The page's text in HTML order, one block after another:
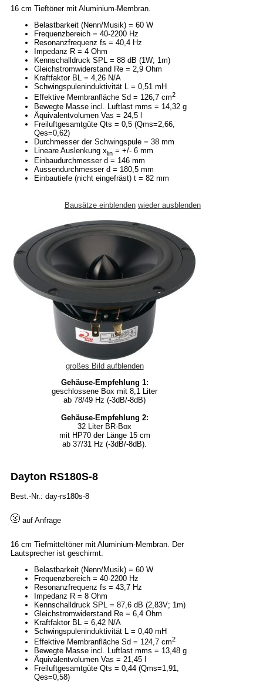
16 cm Tieftöner mit Aluminium-Membran.
Belastbarkeit (Nenn/Musik) = 60 W
Frequenzbereich = 40-2200 Hz
Resonanzfrequenz fs = 40,4 Hz
Impedanz R = 4 Ohm
Kennschalldruck SPL = 88 dB (1W; 1m)
Gleichstromwiderstand Re = 2,9 Ohm
Kraftfaktor BL = 4,26 N/A
Schwingspuleninduktivität L = 0,51 mH
Effektive Membranfläche Sd = 126,7 cm2
Bewegte Masse incl. Luftlast mms = 14,32 g
Äquivalentvolumen Vas = 24,5 l
Freiluftgesamtgüte Qts = 0,5 (Qms=2,66,
Qes=0,62)
Durchmesser der Schwingspule = 38 mm
Lineare Auslenkung xlin = +/- 6 mm
Einbaudurchmesser d = 146 mm
Aussendurchmesser d = 180,5 mm
Einbautiefe (nicht eingefräst) t = 82 mm
Bausätze einblenden wieder ausblenden
großes Bild aufblenden
Gehäuse-Empfehlung 1:
geschlossene Box mit 8,1 Liter
ab 78/49 Hz (-3dB/-8dB)
Gehäuse-Empfehlung 2:
32 Liter BR-Box
mit HP70 der Länge 15 cm
ab 37/31 Hz (-3dB/-8dB).
Dayton RS180S-8
Best.-Nr.: day-rs180s-8
auf Anfrage
16 cm Tiefmitteltöner mit Aluminium-Membran. Der
Lautsprecher ist geschirmt.
Belastbarkeit (Nenn/Musik) = 60 W
Frequenzbereich = 40-2200 Hz
Resonanzfrequenz fs = 43,7 Hz
Impedanz R = 8 Ohm
Kennschalldruck SPL = 87,6 dB (2,83V; 1m)
Gleichstromwiderstand Re = 6,4 Ohm
Kraftfaktor BL = 6,42 N/A
Schwingspuleninduktivität L = 0,40 mH
Effektive Membranfläche Sd = 124,7 cm2
Bewegte Masse incl. Luftlast mms = 13,48 g
Äquivalentvolumen Vas = 21,45 l
Freiluftgesamtgüte Qts = 0,44 (Qms=1,91,
Qes=0,58)